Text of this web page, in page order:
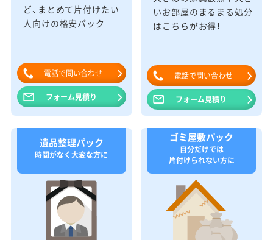
ど、まとめて片付けたい
人向けの格安パック
電話で問い合わせ
フォーム見積り
いお部屋のまるまる処分
はこちらがお得！
電話で問い合わせ
フォーム見積り
遺品整理パック
時間がなく大変な方に
ゴミ屋敷パック
自分だけでは
片付けられない方に